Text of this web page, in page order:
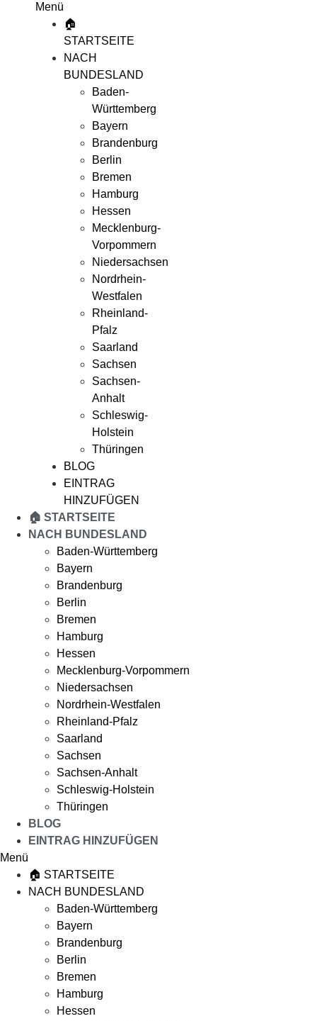
Menü
🏠
STARTSEITE
NACH
BUNDESLAND
Baden-
Württemberg
Bayern
Brandenburg
Berlin
Bremen
Hamburg
Hessen
Mecklenburg-
Vorpommern
Niedersachsen
Nordrhein-
Westfalen
Rheinland-
Pfalz
Saarland
Sachsen
Sachsen-
Anhalt
Schleswig-
Holstein
Thüringen
BLOG
EINTRAG
HINZUFÜGEN
🏠 STARTSEITE
NACH BUNDESLAND
Baden-Württemberg
Bayern
Brandenburg
Berlin
Bremen
Hamburg
Hessen
Mecklenburg-Vorpommern
Niedersachsen
Nordrhein-Westfalen
Rheinland-Pfalz
Saarland
Sachsen
Sachsen-Anhalt
Schleswig-Holstein
Thüringen
BLOG
EINTRAG HINZUFÜGEN
Menü
🏠 STARTSEITE
NACH BUNDESLAND
Baden-Württemberg
Bayern
Brandenburg
Berlin
Bremen
Hamburg
Hessen